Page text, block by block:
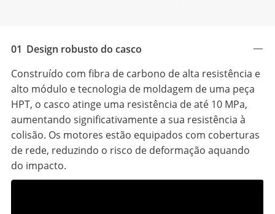
01 Design robusto do casco
Construído com fibra de carbono de alta resistência e
alto módulo e tecnologia de moldagem de uma peça
HPT, o casco atinge uma resistência de até 10 MPa,
aumentando significativamente a sua resistência à
colisão. Os motores estão equipados com coberturas
de rede, reduzindo o risco de deformação aquando
do impacto.